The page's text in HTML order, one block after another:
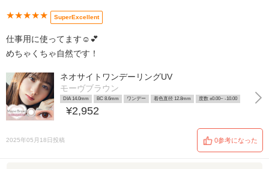
★★★★★ SuperExcellent
仕事用に使ってます☺︎💕
めちゃくちゃ自然です！
ネオサイトワンデーリングUV
モーヴブラウン
DIA 14.0mm BC 8.6mm ワンデー 着色直径 12.8mm 度数 ±0.00~ -10.00
¥2,952
2025年05月18日投稿 0参考になった